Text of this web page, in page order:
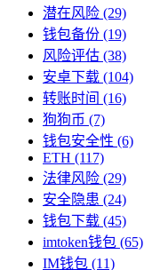
潜在风险 (29)
钱包备份 (19)
风险评估 (38)
安卓下载 (104)
转账时间 (16)
狗狗币 (7)
钱包安全性 (6)
ETH (117)
法律风险 (29)
安全隐患 (24)
钱包下载 (45)
imtoken钱包 (65)
IM钱包 (11)